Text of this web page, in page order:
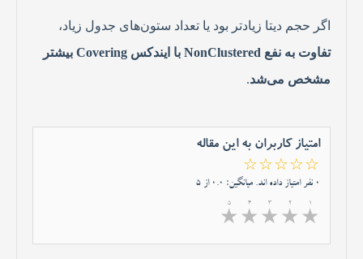
اگر حجم دیتا زیادتر بود یا تعداد ستون‌های جدول زیاد،
تفاوت به نفع NonClustered با ایندکس Covering بیشتر
مشخص می‌شد.
امتیاز کاربران به این مقاله
☆☆☆☆☆
0 نفر امتیاز داده اند. میانگین: 0.0 از 5
5
★
4
★
3
★
2
★
1
★